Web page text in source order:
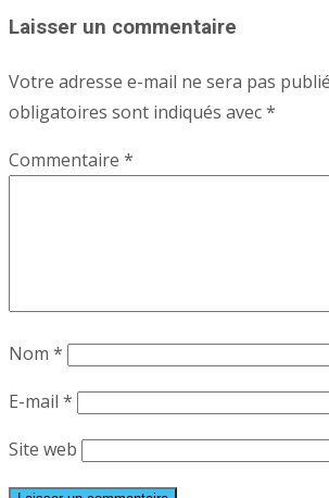
Laisser un commentaire
Votre adresse e-mail ne sera pas
obligatoires sont indiqués avec*
Commentaire *
Nom *
E-mail *
Site web